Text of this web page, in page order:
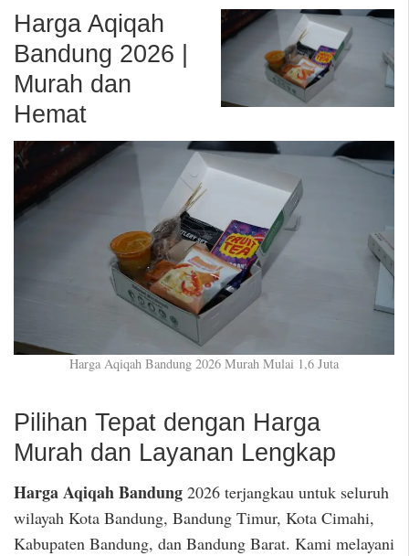
t
Harga Aqiqah
Bandung 2026 |
Murah dan
Hemat
Harga Aqiqah Bandung 2026 Murah Mulai 1,6 Juta
Pilihan Tepat dengan Harga
Murah dan Layanan Lengkap
Harga Aqiqah Bandung 2026 terjangkau untuk seluruh
wilayah Kota Bandung, Bandung Timur, Kota Cimahi,
Kabupaten Bandung, dan Bandung Barat. Kami melayani